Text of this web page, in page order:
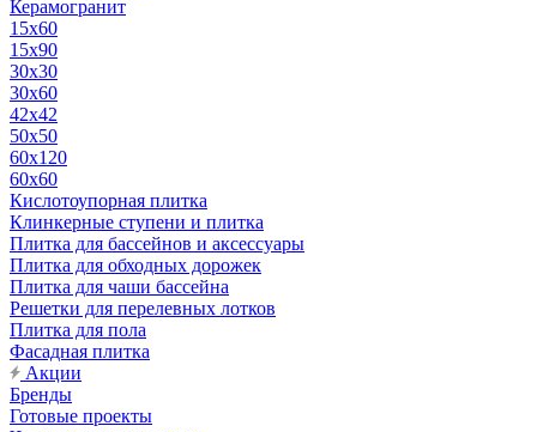
Керамогранит
15х60
15x90
30х30
30х60
42х42
50х50
60х120
60х60
Кислотоупорная плитка
Клинкерные ступени и плитка
Плитка для бассейнов и аксессуары
Плитка для обходных дорожек
Плитка для чаши бассейна
Решетки для перелевных лотков
Плитка для пола
Фасадная плитка
Акции
Бренды
Готовые проекты